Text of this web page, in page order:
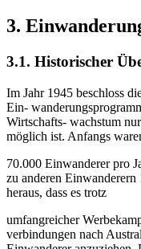
3.
3.1. Historischer
Im Jahr 1945 beschloss
Ein-
Wirtschafts- wachstum
möglich ist. Anfangs
70.000 Einwanderer pro
zu anderen Einwanderern
heraus, dass es trotz
umfangreicher
verbindungen nach